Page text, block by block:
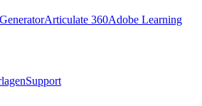
Articulate 360Adobe Learning
Support